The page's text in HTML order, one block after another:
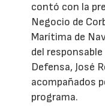
contó con la
Negocio de
Marítima de
del
Defensa, José
acompañados
programa.